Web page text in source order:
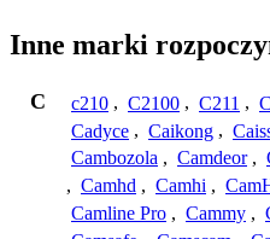
Inne marki
C c210 , C2100 , C211 ,
Cadyce , Caikong ,
Cambozola , Camdeor ,
, Camhd , Camhi ,
Camline Pro , Cammy ,